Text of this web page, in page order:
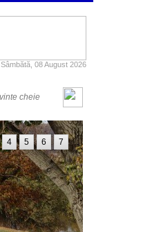
Sâmbătă, 08 August 2026
4 5 6 7